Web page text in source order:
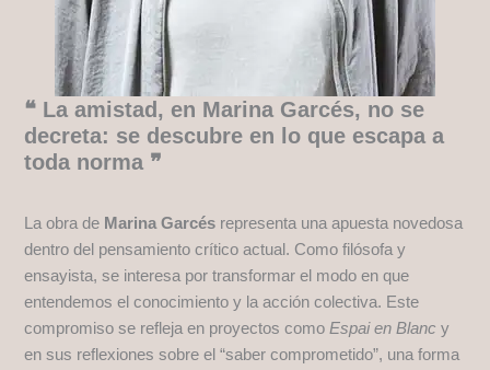
❝ La amistad, en Marina Garcés, no se
decreta: se descubre en lo que escapa a
toda norma ❞
La obra de Marina Garcés representa una apuesta novedosa
dentro del pensamiento crítico actual. Como filósofa y
ensayista, se interesa por transformar el modo en que
entendemos el conocimiento y la acción colectiva. Este
compromiso se refleja en proyectos comoEspai en Blanc y
en sus reflexiones sobre el “saber comprometido”, una forma